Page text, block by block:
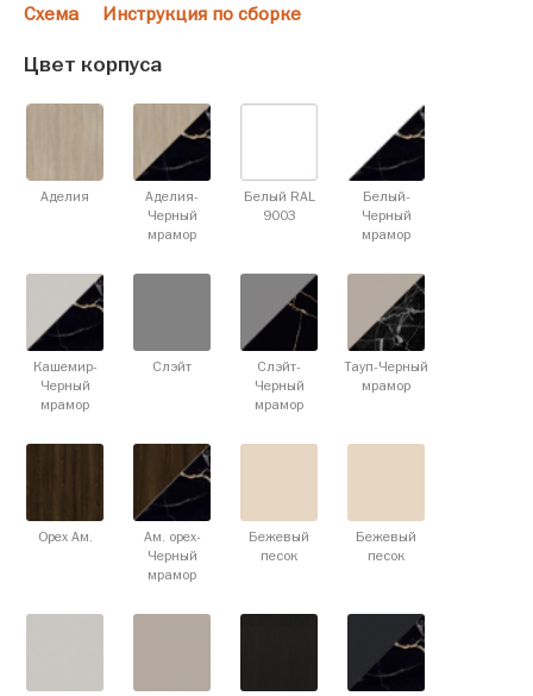
Схема Инструкция по сборке
Цвет корпуса
Аделия
Аделия-
Черный
мрамор
Белый RAL
9003
Белый-
Черный
мрамор
Кашемир-
Черный
мрамор
Слэйт
Слэйт-
Черный
мрамор
Тауп-Черный
мрамор
Орех Ам.
Ам. орех-
Черный
мрамор
Бежевый
песок
Бежевый
песок